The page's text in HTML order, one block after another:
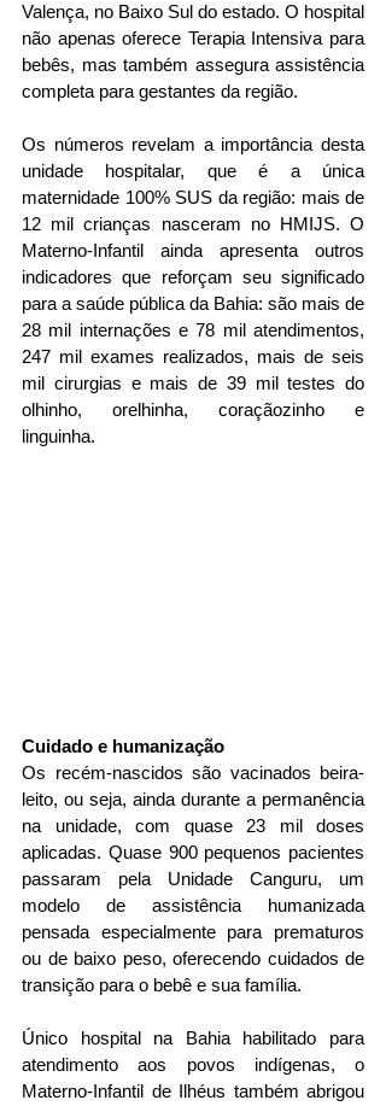
Valença, no Baixo Sul do estado. O hospital
não apenas oferece Terapia Intensiva para
bebês, mas também assegura assistência
completa para gestantes da região.
Os números revelam a importância desta
unidade hospitalar, que é a única
maternidade 100% SUS da região: mais de
12 mil crianças nasceram no HMIJS. O
Materno-Infantil ainda apresenta outros
indicadores que reforçam seu significado
para a saúde pública da Bahia: são mais de
28 mil internações e 78 mil atendimentos,
247 mil exames realizados, mais de seis
mil cirurgias e mais de 39 mil testes do
olhinho, orelhinha, coraçãozinho e
linguinha.
Cuidado e humanização
Os recém-nascidos são vacinados beira-
leito, ou seja, ainda durante a permanência
na unidade, com quase 23 mil doses
aplicadas. Quase 900 pequenos pacientes
passaram pela Unidade Canguru, um
modelo de assistência humanizada
pensada especialmente para prematuros
ou de baixo peso, oferecendo cuidados de
transição para o bebê e sua família.
Único hospital na Bahia habilitado para
atendimento aos povos indígenas, o
Materno-Infantil de Ilhéus também abrigou